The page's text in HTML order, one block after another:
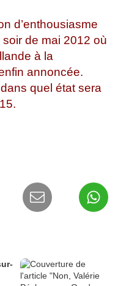
d’enthousiasme
de mai 2012 où
à la
annoncée.
quel état sera